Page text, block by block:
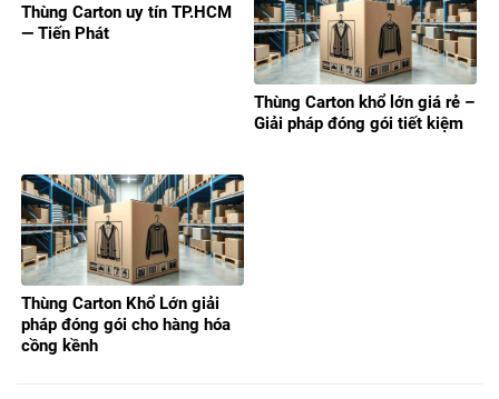
Thùng Carton uy tín TP.HCM
— Tiến Phát
Thùng Carton khổ lớn giá rẻ –
Giải pháp đóng gói tiết kiệm
Thùng Carton Khổ Lớn giải
pháp đóng gói cho hàng hóa
cồng kềnh